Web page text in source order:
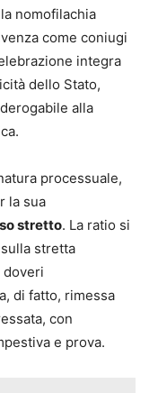
nomofilachia
come coniugi
integra
dello Stato,
alla
processuale,
la sua
stretto. La ratio si
stretta
doveri
di fatto, rimessa
con
e prova.